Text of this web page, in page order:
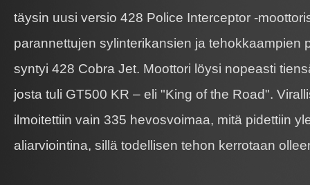
täysin uusi versio 428 Police Interceptor -
parannettujen sylinterikansien ja tehokkaampien
syntyi 428 Cobra Jet. Moottori löysi nopeasti
josta tuli GT500 KR – eli "King of the Road".
ilmoitettiin vain 335 hevosvoimaa, mitä pidettiin
aliarviointina, sillä todellisen tehon kerrotaan